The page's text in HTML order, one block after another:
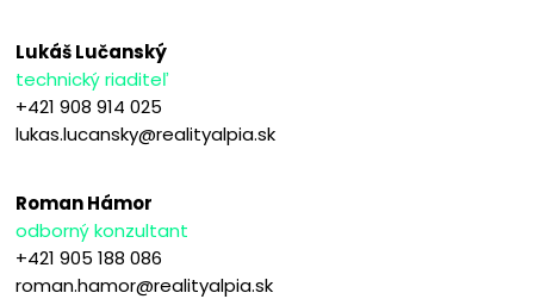
Lukáš Lučanský
technický riaditeľ
+421 908 914 025
lukas.lucansky@realityalpia.sk
Roman Hámor
odborný konzultant
+421 905 188 086
roman.hamor@realityalpia.sk